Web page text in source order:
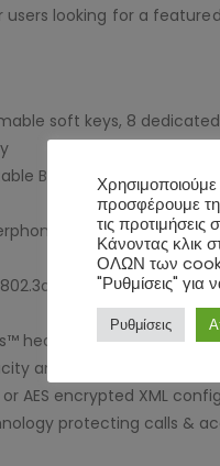
users looking for a
soft keys, 8
BLF/fastdial keys
with advanced
for centralized
headsets
and up to 500 records
AES encrypted XML
protecting calls &
προσφέρουμε
τις
Κάνοντας κλικ
ΟΛΩΝ των
"Ρυθμίσεις" για
Ρυθμίσεις